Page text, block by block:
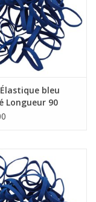
bleu
Longueur 90
8 mm